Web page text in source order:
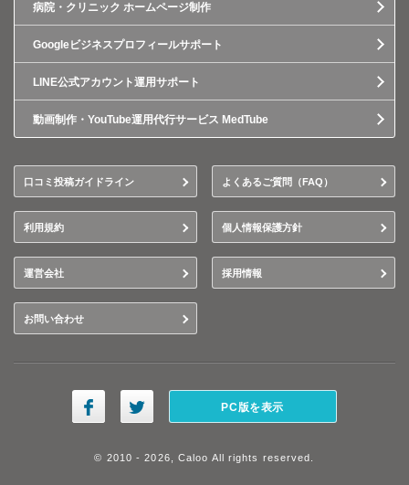
病院・クリニック ホームページ制作
Googleビジネスプロフィールサポート
LINE公式アカウント運用サポート
動画制作・YouTube運用代行サービス MedTube
口コミ投稿ガイドライン よくあるご質問（FAQ）
利用規約 個人情報保護方針
運営会社 採用情報
お問い合わせ
PC版を表示
© 2010 - 2026, Caloo All rights reserved.